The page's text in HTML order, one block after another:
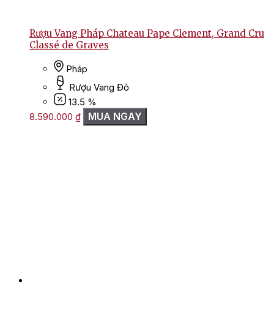
Rượu Vang Pháp Chateau Pape Clement, Grand Cru
Classé de Graves
Pháp
Rượu Vang Đỏ
13.5 %
8.590.000 ₫ MUA NGAY